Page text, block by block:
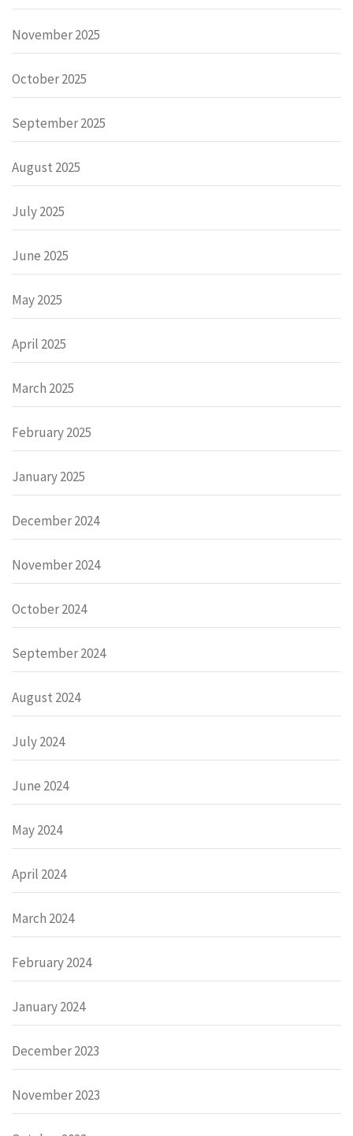
November 2025
October 2025
September 2025
August 2025
July 2025
June 2025
May 2025
April 2025
March 2025
February 2025
January 2025
December 2024
November 2024
October 2024
September 2024
August 2024
July 2024
June 2024
May 2024
April 2024
March 2024
February 2024
January 2024
December 2023
November 2023